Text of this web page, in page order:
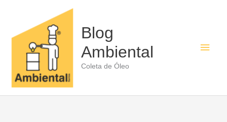
conteúdo
Blog
Ambiental
Coleta de Óleo